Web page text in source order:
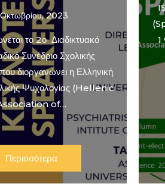
2023
το 2ο Διαδικτυακό
Συνέδριο Σχολικής
διοργανώνει η Ελληνική
Ψυχολογίας (Hellenic
of…
Περισσότερα